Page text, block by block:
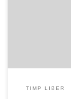
TIMP LIBER